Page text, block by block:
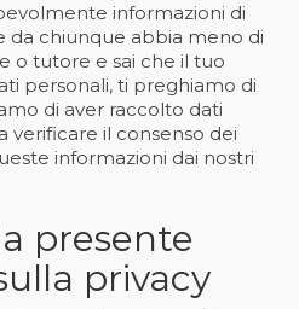
informazioni di
da chiunque abbia meno di
o tutore e sai che il tuo
personali, ti preghiamo di
di aver raccolto dati
verificare il consenso dei
informazioni dai nostri
presente
privacy